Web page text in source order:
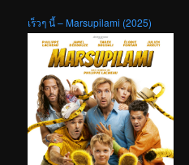
เร็วๆ นี้ – Marsupilami (2025)